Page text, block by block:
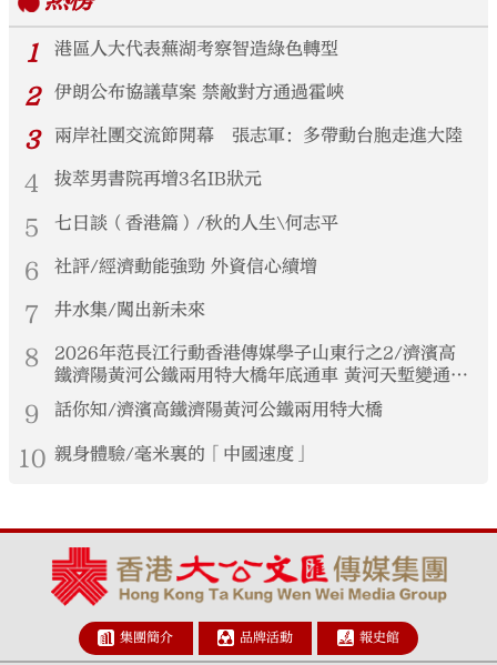
1
港區人大代表蕪湖考察智造綠色轉型
2 伊朗公布協議草案 禁敵對方通過霍峽
3 兩岸社團交流節開幕 張志軍：多帶動台胞走進大陸
4 拔萃男書院再增3名IB狀元
5 七日談（香港篇）/秋的人生\何志平
6 社評/經濟動能強勁 外資信心續增
7 井水集/闖出新未來
8
2026年范長江行動香港傳媒學子山東行之2/濟濱高
鐵濟陽黃河公鐵兩用特大橋年底通車 黃河天塹變通途
港生見證大國基建實力
9 話你知/濟濱高鐵濟陽黃河公鐵兩用特大橋
10 親身體驗/毫米裏的「中國速度」
集團簡介 品牌活動 報史館